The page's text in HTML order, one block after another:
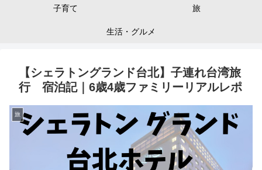
子育て 旅
生活・グルメ
【シェラトングランド台北】子連れ台湾旅
行 宿泊記｜6歳4歳ファミリーリアルレポ
旅